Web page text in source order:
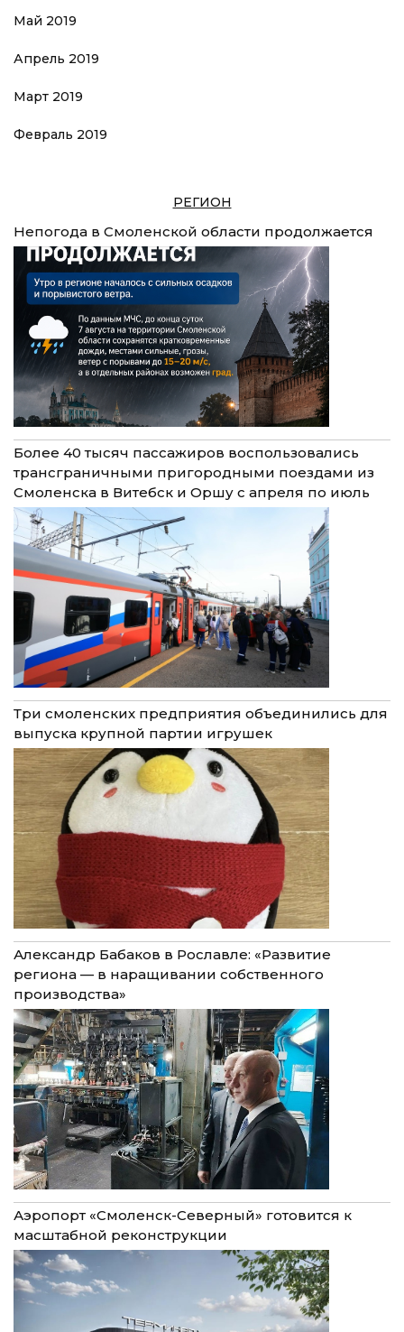
Май 2019
Апрель 2019
Март 2019
Февраль 2019
РЕГИОН
Непогода в Смоленской области продолжается
Более 40 тысяч пассажиров воспользовались
трансграничными пригородными поездами из
Смоленска в Витебск и Оршу с апреля по июль
Три смоленских предприятия объединились для
выпуска крупной партии игрушек
Александр Бабаков в Рославле: «Развитие
региона — в наращивании собственного
производства»
Аэропорт «Смоленск-Северный» готовится к
масштабной реконструкции